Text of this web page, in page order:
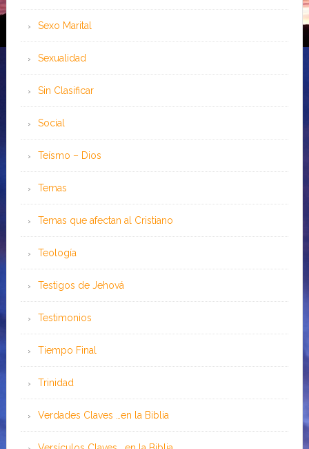
Sexo Marital
Sexualidad
Sin Clasificar
Social
Teísmo – Dios
Temas
Temas que afectan al Cristiano
Teología
Testigos de Jehová
Testimonios
Tiempo Final
Trinidad
Verdades Claves …en la Biblia